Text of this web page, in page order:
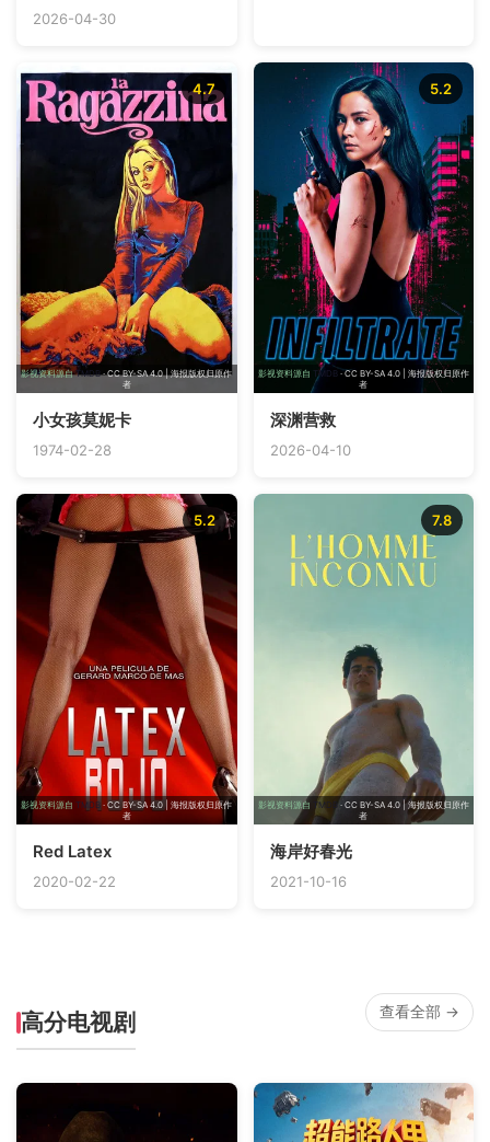
2026-04-30
影视资料源自TMDB· CC BY-SA 4.0 | 海报版权归原作
者
4.7
小女孩莫妮卡
1974-02-28
影视资料源自 TMDB · CC BY-SA 4.0 | 海报版权归原作
者
5.2
深渊营救
2026-04-10
影视资料源自 TMDB · CC BY-SA 4.0 | 海报版权归原作
者
5.2
Red Latex
2020-02-22
影视资料源自 TMDB· CC BY-SA 4.0 | 海报版权归原作
者
7.8
海岸好春光
2021-10-16
高分电视剧 查看全部 →